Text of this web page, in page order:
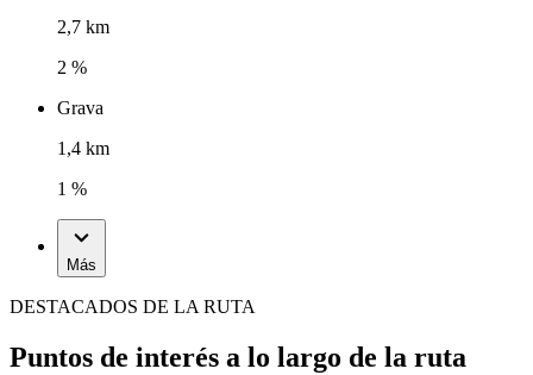
2,7 km
2 %
Grava
1,4 km
1 %
Más
DESTACADOS DE LA RUTA
Puntos de interés a lo largo de la ruta